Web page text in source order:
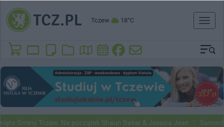
Tczew 18°C
Toggle
Gminy Tczew. Na początek Shaun Baker & Jessica Jean